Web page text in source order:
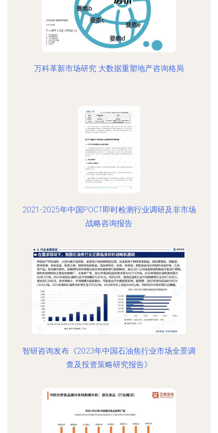
万科革新市场研究 大数据重塑地产咨询格局
2021-2025年中国POCT即时检测行业调研及非市场
战略咨询报告
智研咨询发布《2023年中国石油焦行业市场全景调
查及投资策略研究报告》